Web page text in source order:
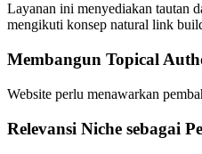
Layanan ini menyediakan tautan
mengikuti konsep natural link
Membangun Topical
Website perlu menawarkan
Relevansi Niche sebagai